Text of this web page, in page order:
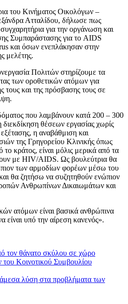
του Κινήματος Οικολόγων –
Ατταλίδου, δήλωσε πως
για την οργάνωση και
Συμπαράστασης για το AIDS
και όσων ενεπλάκησαν στην
μελέτης.
Πολιτών στηρίζουμε τα
των οροθετικών ατόμων για
τους και της πρόσβασης τους σε
που λαμβάνουν κατά 200 – 300
θέσεων εργασίας χωρίς
η αναβάθμιση και
της Γρηγορείου Κλινικής όπως
το κράτος, είναι μόλις μερικά από τα
με HIV/AIDS. Ως βουλεύτρια θα
των αρμοδίων φορέων μέσω του
θα ζητήσω να συζητηθούν ενώπιον
Ανθρωπίνων Δικαιωμάτων και
ατόμων είναι βασικά ανθρώπινα
είναι υπό την αίρεση κανενός».
τον θάνατο σκύλου σε χώρο
Κοινοτικού Συμβουλίου
λύση στα προβλήματα των